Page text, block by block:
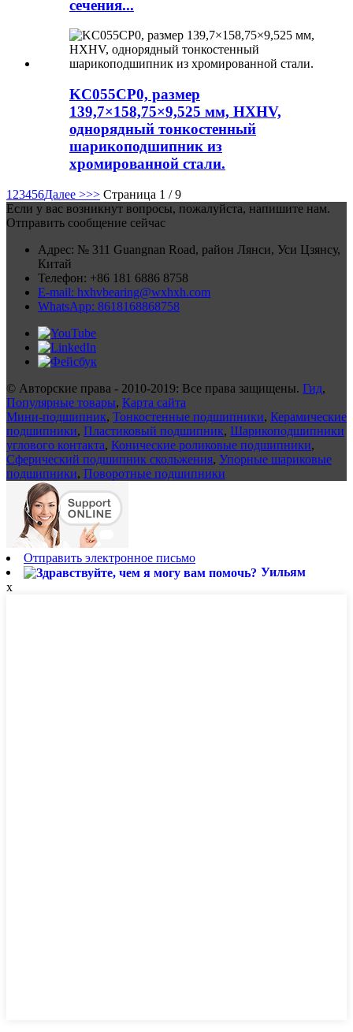
сечения...
KC055CP0, размер
139,7×158,75×9,525 мм, HXHV,
однорядный тонкостенный
шарикоподшипник из
хромированной стали.
1 23456Далее >>> Страница 1 / 9
Если у вас возникнут вопросы, пожалуйста, напишите нам.
Отправить сообщение сейчас
Адрес: № 311 Guangnan Road, район Лянси, Уси Цзянсу,
Китай
Телефон: +86 181 6886 8758
E-mail: hxhvbearing@wxhxh.com
WhatsApp: 8618168868758
© Авторские права - 2010-2019: Все права защищены. Гид,
Популярные товары, Карта сайта
Мини-подшипник, Тонкостенные подшипники, Керамические
подшипники, Пластиковый подшипник, Шарикоподшипники
углового контакта, Конические роликовые подшипники,
Сферический подшипник скольжения, Упорные шариковые
подшипники, Поворотные подшипники
Отправить электронное письмо
Уильям
x